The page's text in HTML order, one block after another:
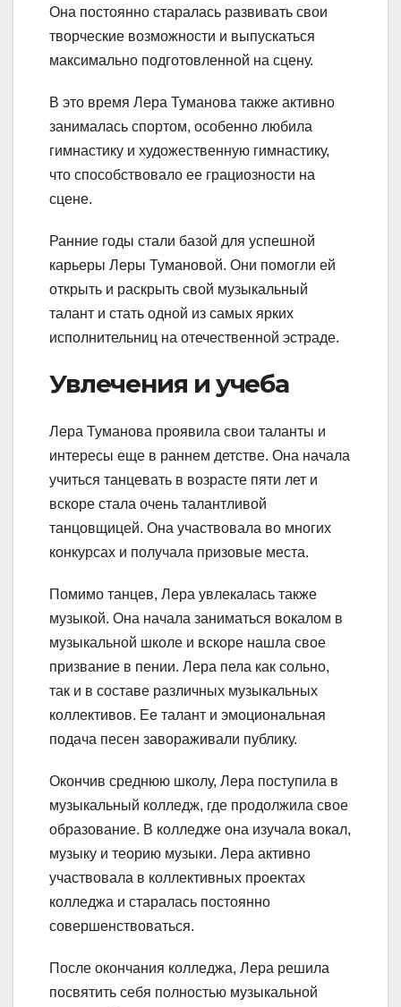
Она постоянно старалась развивать свои
творческие возможности и выпускаться
максимально подготовленной на сцену.
В это время Лера Туманова также активно
занималась спортом, особенно любила
гимнастику и художественную гимнастику,
что способствовало ее грациозности на
сцене.
Ранние годы стали базой для успешной
карьеры Леры Тумановой. Они помогли ей
открыть и раскрыть свой музыкальный
талант и стать одной из самых ярких
исполнительниц на отечественной эстраде.
Увлечения и учеба
Лера Туманова проявила свои таланты и
интересы еще в раннем детстве. Она начала
учиться танцевать в возрасте пяти лет и
вскоре стала очень талантливой
танцовщицей. Она участвовала во многих
конкурсах и получала призовые места.
Помимо танцев, Лера увлекалась также
музыкой. Она начала заниматься вокалом в
музыкальной школе и вскоре нашла свое
призвание в пении. Лера пела как сольно,
так и в составе различных музыкальных
коллективов. Ее талант и эмоциональная
подача песен завораживали публику.
Окончив среднюю школу, Лера поступила в
музыкальный колледж, где продолжила свое
образование. В колледже она изучала вокал,
музыку и теорию музыки. Лера активно
участвовала в коллективных проектах
колледжа и старалась постоянно
совершенствоваться.
После окончания колледжа, Лера решила
посвятить себя полностью музыкальной